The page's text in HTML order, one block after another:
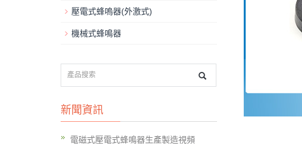
壓電式蜂嗚器(外激式)
機械式蜂鳴器
新聞資訊
電磁式壓電式蜂鳴器生產製造視頻